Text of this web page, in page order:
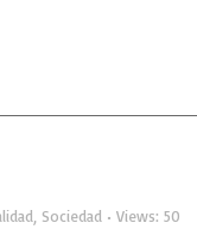
Sociedad • Views: 50